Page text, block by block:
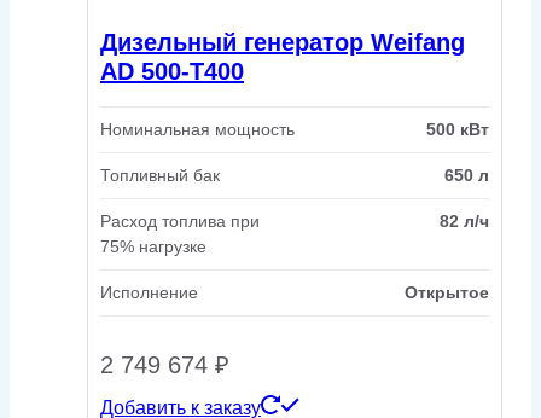
Дизельный генератор Weifang
AD 500-T400
Номинальная мощность 500 кВт
Топливный бак 650 л
Расход топлива при
75% нагрузке
82 л/ч
Исполнение Открытое
2 749 674 ₽
Добавить к заказу